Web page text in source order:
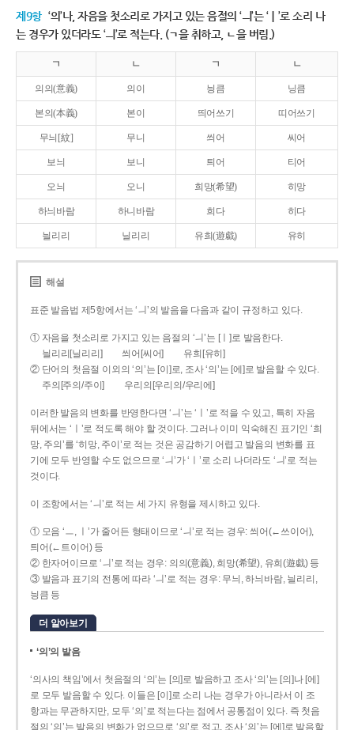
제9항 ‘의’나, 자음을 첫소리로 가지고 있는 음절의 ‘ㅢ’는 ‘ㅣ’로 소리 나
는 경우가 있더라도 ‘ㅢ’로 적는다. (ㄱ을 취하고, ㄴ을 버림.)
ㄱ ㄴ ㄱ ㄴ
의의(意義) 의이 닁큼 닝큼
본의(本義) 본이 띄어쓰기 띠어쓰기
무늬[紋] 무니 씌어 씨어
보늬 보니 틔어 티어
오늬 오니 희망(希望) 히망
하늬바람 하니바람 희다 히다
늴리리 닐리리 유희(遊戱) 유히
해설
표준 발음법 제5항에서는 ‘ㅢ’의 발음을 다음과 같이 규정하고 있다.
① 자음을 첫소리로 가지고 있는 음절의 ‘ㅢ’는 [ㅣ]로 발음한다.
늴리리[닐리리]
씌어[씨어]
유희[유히]
② 단어의 첫음절 이외의 ‘의’는 [이]로, 조사 ‘의’는 [에]로 발음할 수 있다.
주의[주의/주이]
우리의[우리의/우리에]
이러한 발음의 변화를 반영한다면 ‘ㅢ’는 ‘ㅣ’로 적을 수 있고, 특히 자음
뒤에서는 ‘ㅣ’로 적도록 해야 할 것이다. 그러나 이미 익숙해진 표기인 ‘희
망, 주의’를 ‘히망, 주이’로 적는 것은 공감하기 어렵고 발음의 변화를 표
기에 모두 반영할 수도 없으므로 ‘ㅢ’가 ‘ㅣ’로 소리 나더라도 ‘ㅢ’로 적는
것이다.
이 조항에서는 ‘ㅢ’로 적는 세 가지 유형을 제시하고 있다.
① 모음 ‘ㅡ, ㅣ’가 줄어든 형태이므로 ‘ㅢ’로 적는 경우: 씌어(←쓰이어),
틔어(←트이어) 등
② 한자어이므로 ‘ㅢ’로 적는 경우: 의의(意義), 희망(希望), 유희(遊戱) 등
③ 발음과 표기의 전통에 따라 ‘ㅢ’로 적는 경우: 무늬, 하늬바람, 늴리리,
닁큼 등
더 알아보기
‘의’의 발음
‘의사의 책임’에서 첫음절의 ‘의’는 [의]로 발음하고 조사 ‘의’는 [의]나 [에]
로 모두 발음할 수 있다. 이들은 [이]로 소리 나는 경우가 아니라서 이 조
항과는 무관하지만, 모두 ‘의’로 적는다는 점에서 공통점이 있다. 즉 첫음
절의 ‘의’는 발음의 변화가 없으므로 ‘의’로 적고, 조사 ‘의’는 [에]로 발음할